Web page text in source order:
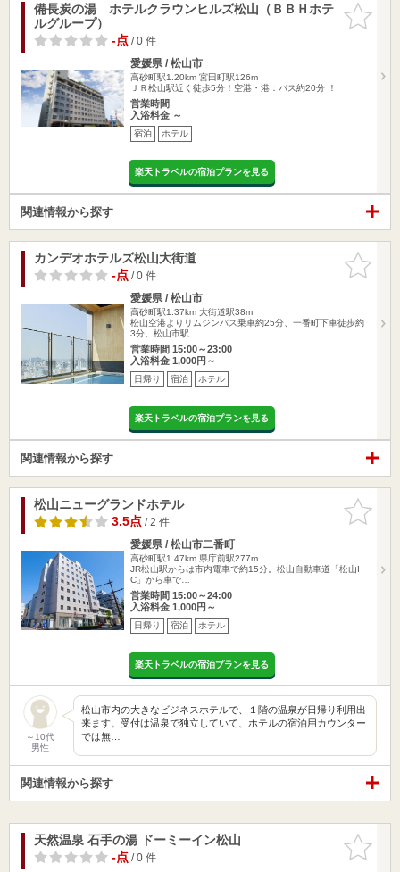
お気に入
りに追加
備長炭の湯 ホテルクラウンヒルズ松山（ＢＢＨホテ
ルグループ）
-点/ 0 件
愛媛県 / 松山市
高砂町駅1.20km 宮田町駅126m
ＪＲ松山駅近く徒歩5分！空港・港：バス約20分 ！
営業時間
入浴料金 ～
宿泊 ホテル
楽天トラベルの宿泊プランを見る
関連情報から探す
お気に入
りに追加
カンデオホテルズ松山大街道
-点/ 0 件
愛媛県 / 松山市
高砂町駅1.37km 大街道駅38m
松山空港よりリムジンバス乗車約25分、一番町下車徒歩約
3分。松山市駅…
営業時間 15:00～23:00
入浴料金 1,000円～
日帰り 宿泊 ホテル
楽天トラベルの宿泊プランを見る
関連情報から探す
お気に入
りに追加
松山ニューグランドホテル
3.5点/ 2 件
愛媛県 / 松山市二番町
高砂町駅1.47km 県庁前駅277m
JR松山駅からは市内電車で約15分。松山自動車道「松山I
C」から車で…
営業時間 15:00～24:00
入浴料金 1,000円～
日帰り 宿泊 ホテル
楽天トラベルの宿泊プランを見る
～10代
男性
松山市内の大きなビジネスホテルで、１階の温泉が日帰り利用出
来ます。受付は温泉で独立していて、ホテルの宿泊用カウンター
では無…
関連情報から探す
お気に入
りに追加
天然温泉 石手の湯 ドーミーイン松山
-点/ 0 件